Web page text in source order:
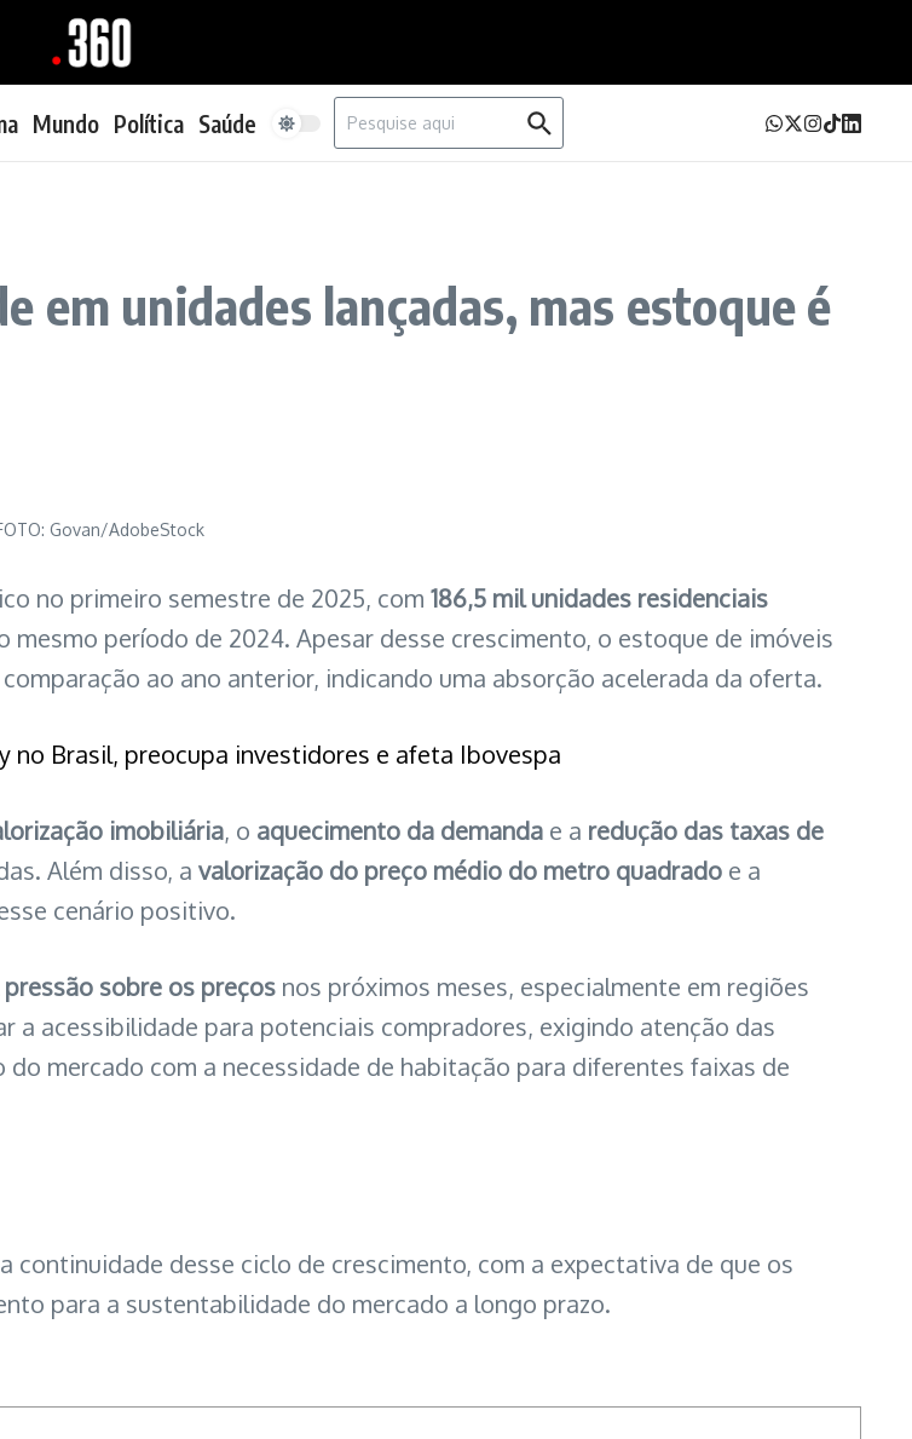
Mundo Política Saúde
Procurar por:
em unidades lançadas, mas estoque é
Govan/AdobeStock
no primeiro semestre de 2025, com 186,5 mil unidades residenciais
período de 2024. Apesar desse crescimento, o estoque de imóveis
ao ano anterior, indicando uma absorção acelerada da oferta.
Brasil, preocupa investidores e afeta Ibovespa
imobiliária, o aquecimento da demanda e a redução das taxas de
Além disso, a valorização do preço médio do metro quadrado e a
cenário positivo.
pressão sobre os preços nos próximos meses, especialmente em regiões
a acessibilidade para potenciais compradores, exigindo atenção das
mercado com a necessidade de habitação para diferentes faixas de
continuidade desse ciclo de crescimento, com a expectativa de que os
para a sustentabilidade do mercado a longo prazo.